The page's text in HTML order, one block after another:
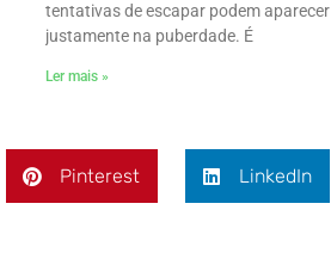
tentativas de escapar podem aparecer
justamente na puberdade. É
Ler mais »
Pinterest LinkedIn